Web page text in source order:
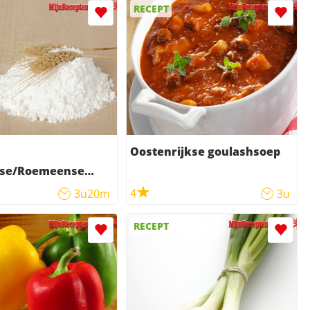
Roemeense
3u20m
RECEPT
Oostenrijkse goulashsoep
4 3u
RECEPT